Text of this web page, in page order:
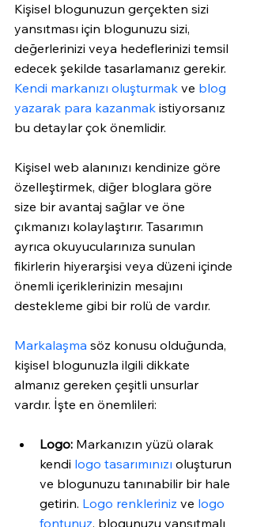
Kişisel blogunuzun gerçekten sizi
yansıtması için blogunuzu sizi,
değerlerinizi veya hedeflerinizi temsil
edecek şekilde tasarlamanız gerekir.
Kendi markanızı oluşturmak ve blog
yazarak para kazanmak istiyorsanız
bu detaylar çok önemlidir.
Kişisel web alanınızı kendinize göre
özelleştirmek, diğer bloglara göre
size bir avantaj sağlar ve öne
çıkmanızı kolaylaştırır. Tasarımın
ayrıca okuyucularınıza sunulan
fikirlerin hiyerarşisi veya düzeni içinde
önemli içeriklerinizin mesajını
destekleme gibi bir rolü de vardır.
Markalaşma söz konusu olduğunda,
kişisel blogunuzla ilgili dikkate
almanız gereken çeşitli unsurlar
vardır. İşte en önemlileri:
Logo: Markanızın yüzü olarak
kendi logo tasarımınızı oluşturun
ve blogunuzu tanınabilir bir hale
getirin. Logo renkleriniz ve logo
fontunuz, blogunuzu yansıtmalı